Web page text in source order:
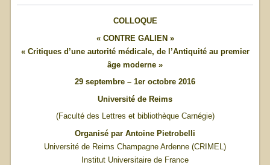
COLLOQUE
« CONTRE GALIEN »
« Critiques d’une autorité médicale, de l’Antiquité au premier
âge moderne »
29 septembre – 1er octobre 2016
Université de Reims
(Faculté des Lettres et bibliothèque Carnégie)
Organisé par Antoine Pietrobelli
Université de Reims Champagne Ardenne (CRIMEL)
Institut Universitaire de France